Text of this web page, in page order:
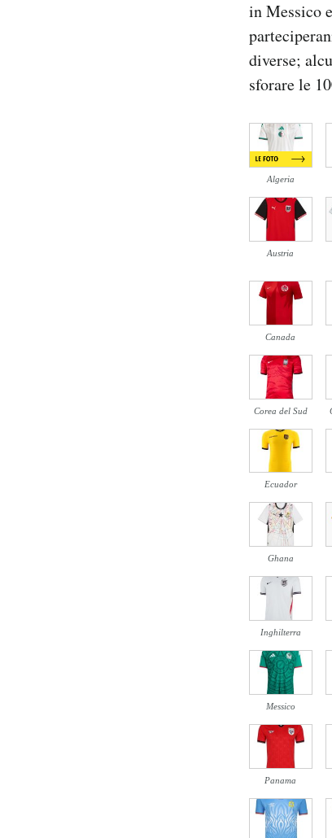
in Messico
diverse;
sforare le
Algeria
Austria
Canada
Corea del Sud
Ecuador
Ghana
Inghilterra
Messico
Panama